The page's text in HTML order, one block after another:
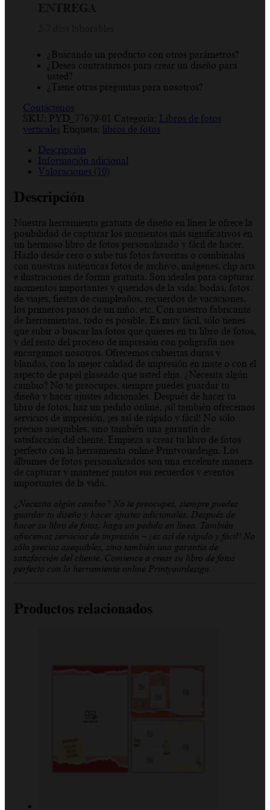
¿Buscando un producto con otros parámetros?
¿Desea contratarnos para crear un diseño para
usted?
¿Tiene otras preguntas para nosotros?
Contáctenos
SKU: PYD_77679-01 Categoría: Libros de fotos
verticales Etiqueta: libros de fotos
Descripción
Información adicional
Valoraciones (10)
Descripción
Nuestra herramienta gratuita de diseño en línea le ofrece la
posibilidad de capturar los momentos más significativos en
un hermoso libro de fotos personalizado y fácil de hacer.
Hazlo desde cero o sube tus fotos favoritas o combínalas
con nuestras auténticas fotos de archivo, imágenes, clip arts
e ilustraciones de forma gratuita. Son ideales para capturar
momentos importantes y queridos de la vida: bodas, fotos
de viajes, fiestas de cumpleaños, recuerdos de vacaciones,
los primeros pasos de un niño, etc. Con nuestro fabricante
de herramientas, todo es posible. Es muy fácil, sólo tienes
que subir o buscar las fotos que quieres en tu libro de fotos,
y del resto del proceso de impresión con poligrafía nos
encargamos nosotros. Ofrecemos cubiertas duras y
blandas, con la mejor calidad de impresión en mate o con el
aspecto de papel glaseado que usted elija. ¿Necesita algún
cambio? No te preocupes, siempre puedes guardar tu
diseño y hacer ajustes adicionales. Después de hacer tu
libro de fotos, haz un pedido online, ¡sí! también ofrecemos
servicios de impresión, ¡es así de rápido y fácil! No sólo
precios asequibles, sino también una garantía de
satisfacción del cliente. Empieza a crear tu libro de fotos
perfecto con la herramienta online Printyourdeign. Los
álbumes de fotos personalizados son una excelente manera
de capturar y mantener juntos sus recuerdos y eventos
importantes de la vida.
¿Necesita algún cambio? No te preocupes, siempre puedes
guardar tu diseño y hacer ajustes adicionales. Después de
hacer su libro de fotos, haga un pedido en línea. También
ofrecemos servicios de impresión – ¡es así de rápido y fácil! No
sólo precios asequibles, sino también una garantía de
satisfacción del cliente. Comience a crear su libro de fotos
perfecto con la herramienta online Printyourdesign.
Productos relacionados